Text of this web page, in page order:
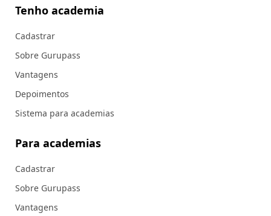
Tenho academia
Cadastrar
Sobre Gurupass
Vantagens
Depoimentos
Sistema para academias
Para academias
Cadastrar
Sobre Gurupass
Vantagens